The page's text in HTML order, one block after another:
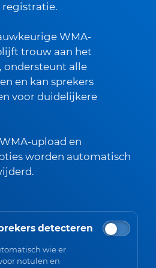
registratie.
WMA-
trouw aan het
ondersteunt alle
en kan sprekers
voor duidelijkere
upload en
worden automatisch
detecteren
wie er
notulen en